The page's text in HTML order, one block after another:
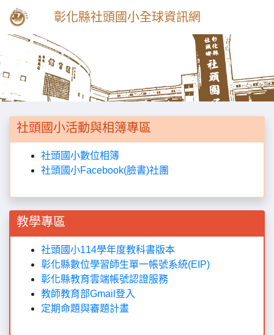
彰化縣社頭國小全球資訊網
Previous Next
社頭國小活動與相簿專區
社頭國小數位相簿
社頭國小Facebook(臉書)社團
教學專區
社頭國小114學年度教科書版本
彰化縣數位學習師生單一帳號系統(EIP)
彰化縣教育雲端帳號認證服務
教師教育部Gmail登入
定期命題與審題計畫